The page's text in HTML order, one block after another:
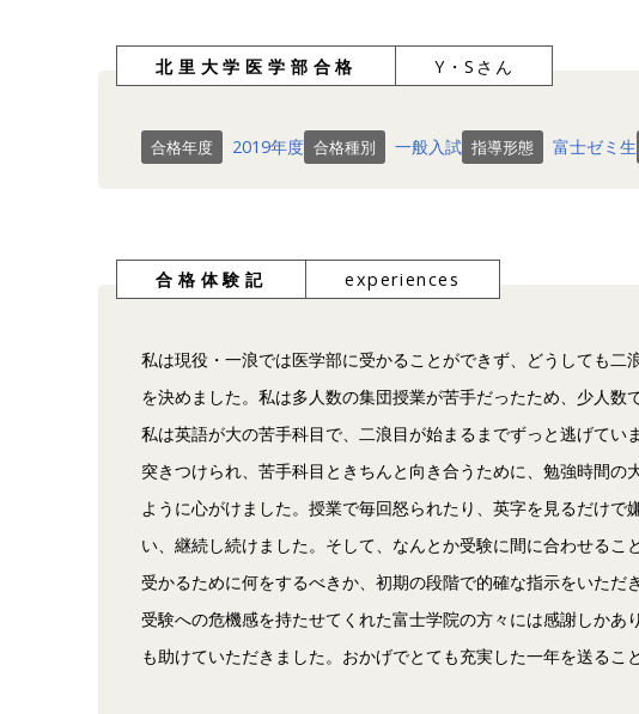
北里大学医学部合格 Y・Sさん
合格年度 2019年度 合格種別 一般入試 指導形態 富士ゼミ生
合格体験記 experiences
私は現役・一浪では医学部に受かることができず、どうしても
を決めました。私は多人数の集団授業が苦手だったため、少人数
私は英語が大の苦手科目で、二浪目が始まるまでずっと逃げて
突きつけられ、苦手科目ときちんと向き合うために、勉強時間
ように心がけました。授業で毎回怒られたり、英字を見るだけ
い、継続し続けました。そして、なんとか受験に間に合わせるこ
受かるために何をするべきか、初期の段階で的確な指示をいた
受験への危機感を持たせてくれた富士学院の方々には感謝しか
も助けていただきました。おかげでとても充実した一年を送るこ